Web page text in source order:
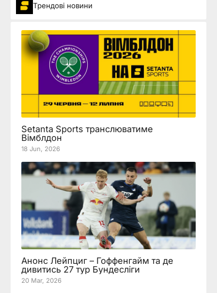
Трендові новини
Setanta Sports транслюватиме
Вімблдон
18 Jun, 2026
Анонс Лейпциг – Гоффенгайм та де
дивитись 27 тур Бундесліги
20 Mar, 2026